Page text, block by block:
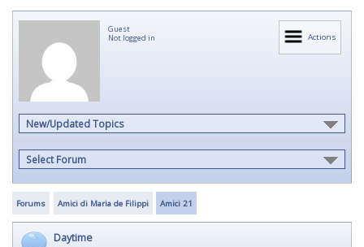
Actions
Guest
Not logged in
New/Updated Topics
Select Forum
Forums Amici di Maria de Filippi Amici 21
Daytime